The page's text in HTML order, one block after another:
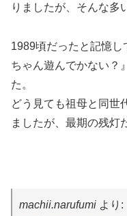
りましたが、そんな多
1989頃だったと記憶
ちゃん遊んでかない？
た。
どう見ても祖母と同世
ましたが、最期の残灯
machii.narufumi より: